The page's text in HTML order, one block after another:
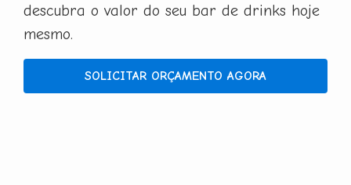
descubra o valor do seu bar de drinks hoje
mesmo.
SOLICITAR ORÇAMENTO AGORA